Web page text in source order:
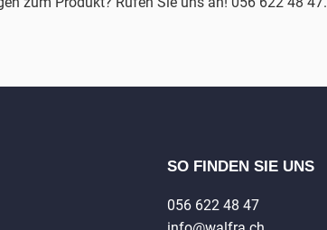
SO FINDEN SIE UNS
056 622 48 47